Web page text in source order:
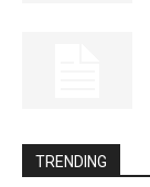
TRENDING